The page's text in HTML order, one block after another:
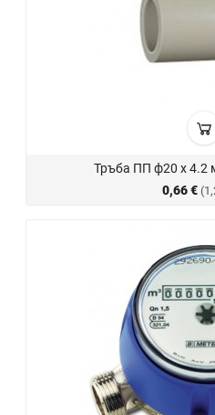
Тръба ПП ф20 х 4.2
0,66 €